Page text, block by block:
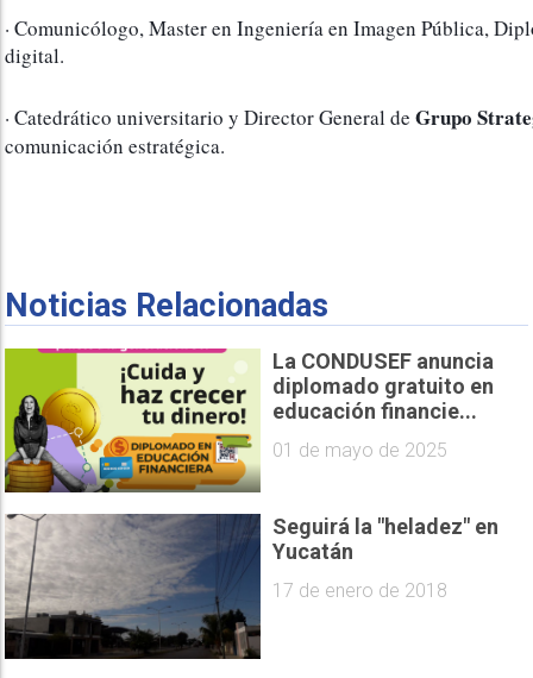
· Comunicólogo, Master en Ingeniería en Imagen Pública,
digital.
· Catedrático universitario y Director General de Grupo
comunicación estratégica.
Noticias Relacionadas
La CONDUSEF anuncia
diplomado gratuito en
educación financie...
01 de mayo de 2025
Seguirá la "heladez" en
Yucatán
17 de enero de 2018